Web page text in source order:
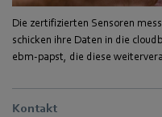
Die zertifizierten Sensoren
schicken ihre Daten in die
ebm-papst, die diese
Kontakt